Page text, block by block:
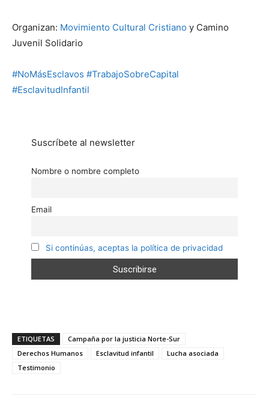
Organizan: Movimiento Cultural Cristiano y Camino
Juvenil Solidario
#NoMásEsclavos #TrabajoSobreCapital
#EsclavitudInfantil
Suscríbete al newsletter
Nombre o nombre completo
Email
Si continúas, aceptas la política de privacidad
ETIQUETAS
Campaña por la justicia Norte-Sur
Derechos Humanos
Esclavitud infantil
Lucha asociada
Testimonio